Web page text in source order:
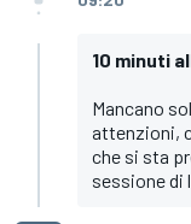
10 minuti
Mancano
attenzioni,
che si sta
sessione di